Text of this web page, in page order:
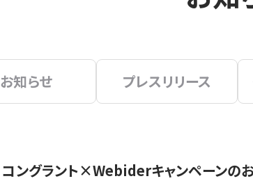
お知らせ プレスリリース
コングラント×Webiderキャンペーンの